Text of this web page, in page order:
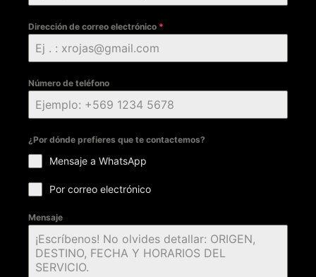
Dirección de correo electrónico *
Número de teléfono
¿Por dónde prefieres que te contactemos?
Mensaje a WhatsApp
Por correo electrónico
Mensaje